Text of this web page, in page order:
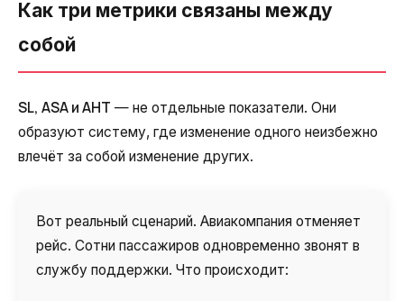
Как три метрики связаны между
собой
SL, ASA и AHT — не отдельные показатели. Они
образуют систему, где изменение одного неизбежно
влечёт за собой изменение других.
Вот реальный сценарий. Авиакомпания отменяет
рейс. Сотни пассажиров одновременно звонят в
службу поддержки. Что происходит: